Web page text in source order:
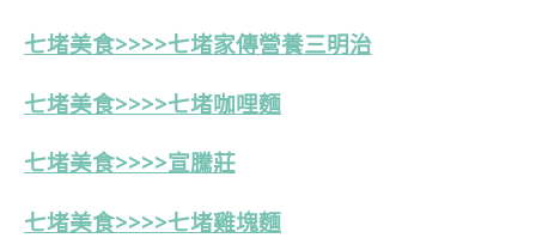
七堵美食>>>>七堵家傳營養三明治
七堵美食>>>>七堵咖哩麵
七堵美食>>>>宣騰莊
七堵美食>>>>七堵雞塊麵